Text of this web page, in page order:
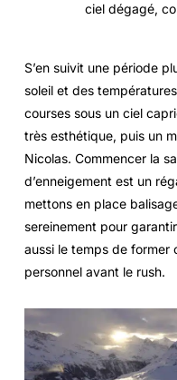
ciel dégagé,
S’en suivit une période
soleil et des
courses sous un ciel
très esthétique, puis un
Nicolas. Commencer la
d’enneigement est un
mettons en place
sereinement pour
aussi le temps de former
personnel avant le rush.